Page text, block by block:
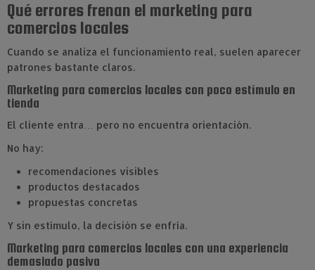
Qué errores frenan el marketing para
comercios locales
Cuando se analiza el funcionamiento real, suelen aparecer
patrones bastante claros.
Marketing para comercios locales con poco estímulo en
tienda
El cliente entra… pero no encuentra orientación.
No hay:
recomendaciones visibles
productos destacados
propuestas concretas
Y sin estímulo, la decisión se enfría.
Marketing para comercios locales con una experiencia
demasiado pasiva